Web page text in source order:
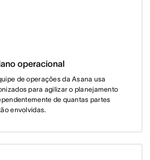
operacional
de operações da Asana usa
para agilizar o planejamento
de quantas partes
envolvidas.